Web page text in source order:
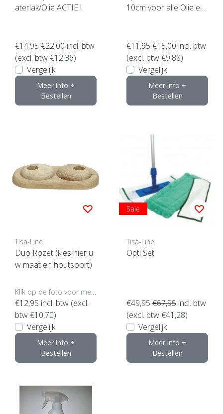
aterlak/Olie ACTIE !
€14,95 €22,00 incl. btw
(excl. btw €12,36)
Vergelijk
Meer info +
Bestellen
10cm voor alle Olie en
€11,95 €15,00 incl. btw
(excl. btw €9,88)
Vergelijk
Meer info +
Bestellen
Tisa-Line
Duo Rozet (kies hier u
w maat en houtsoort)
€12,95 incl. btw (excl.
btw €10,70)
Vergelijk
Meer info +
Bestellen
Sale
Tisa-Line
Opti Set
€49,95 €67,95 incl. btw
(excl. btw €41,28)
Vergelijk
Meer info +
Bestellen